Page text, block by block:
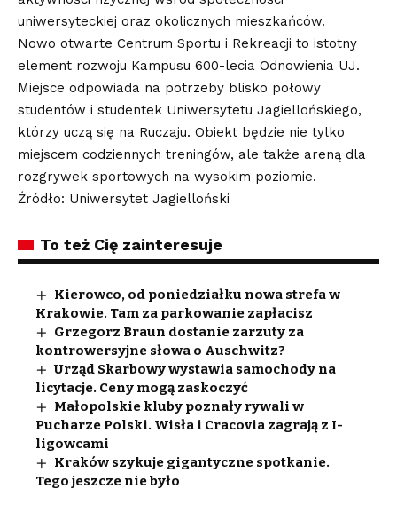
uniwersyteckiej oraz okolicznych mieszkańców.
Nowo otwarte Centrum Sportu i Rekreacji to istotny
element rozwoju Kampusu 600-lecia Odnowienia UJ.
Miejsce odpowiada na potrzeby blisko połowy
studentów i studentek Uniwersytetu Jagiellońskiego,
którzy uczą się na Ruczaju. Obiekt będzie nie tylko
miejscem codziennych treningów, ale także areną dla
rozgrywek sportowych na wysokim poziomie.
Źródło: Uniwersytet Jagielloński
To też Cię zainteresuje
Kierowco, od poniedziałku nowa strefa w
Krakowie. Tam za parkowanie zapłacisz
Grzegorz Braun dostanie zarzuty za
kontrowersyjne słowa o Auschwitz?
Urząd Skarbowy wystawia samochody na
licytacje. Ceny mogą zaskoczyć
Małopolskie kluby poznały rywali w
Pucharze Polski. Wisła i Cracovia zagrają z I-
ligowcami
Kraków szykuje gigantyczne spotkanie.
Tego jeszcze nie było